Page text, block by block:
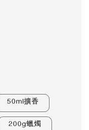
50ml擴香
200g蠟燭